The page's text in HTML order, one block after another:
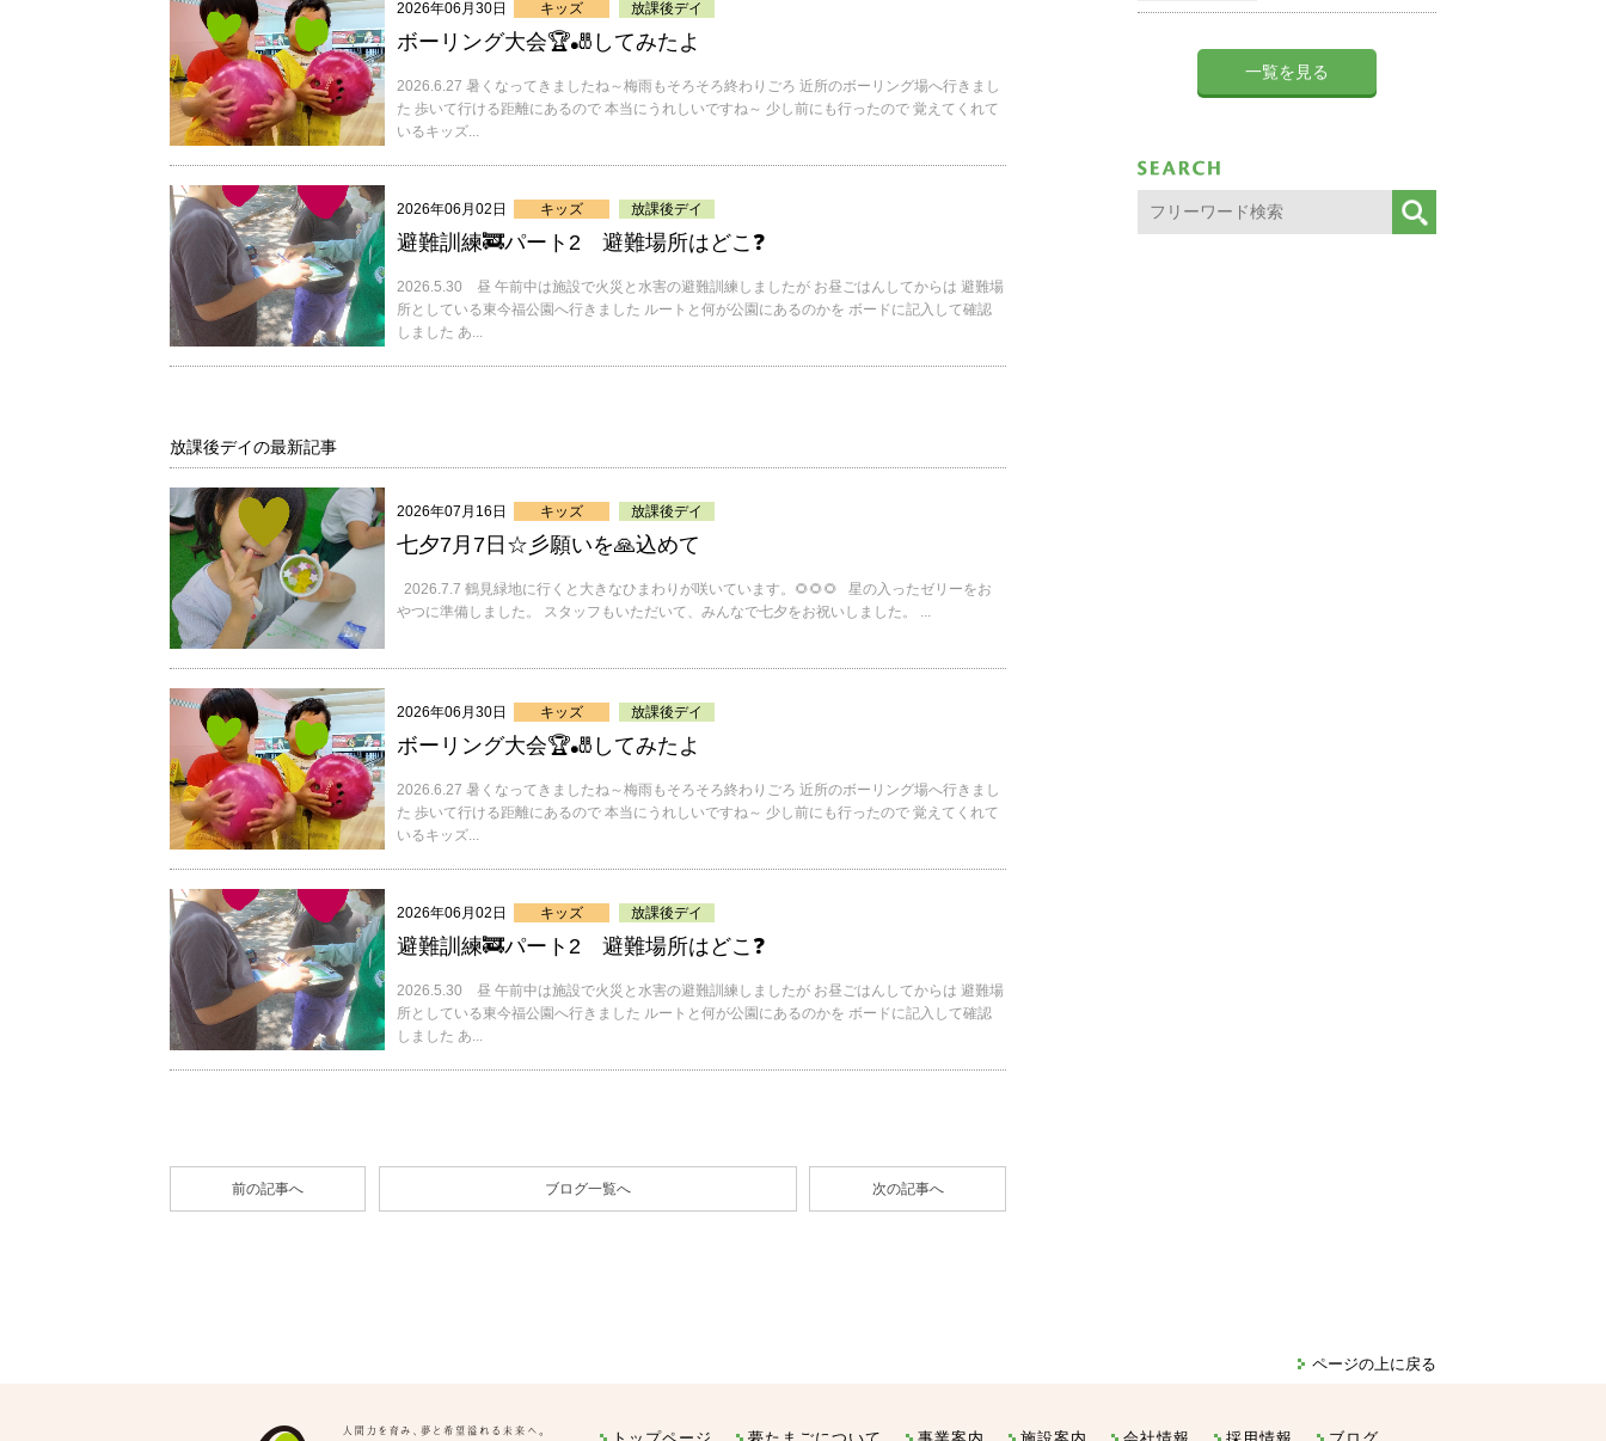
2026年06月30日 キッズ 放課後デイ
ボーリング大会🏆🎳してみたよ
2026.6.27 暑くなってきましたね～梅雨もそろそろ終わりごろ 近所のボーリング場へ行きまし
た 歩いて行ける距離にあるので 本当にうれしいですね～ 少し前にも行ったので 覚えてくれて
いるキッズ...
2026年06月02日 キッズ 放課後デイ
避難訓練🚒パート2 避難場所はどこ❓
2026.5.30 昼 午前中は施設で火災と水害の避難訓練しましたが お昼ごはんしてからは 避難場
所としている東今福公園へ行きました ルートと何が公園にあるのかを ボードに記入して確認
しました あ...
放課後デイの最新記事
2026年07月16日 キッズ 放課後デイ
七夕7月7日☆彡願いを🙏込めて
2026.7.7 鶴見緑地に行くと大きなひまわりが咲いています。🌻🌻🌻 星の入ったゼリーをお
やつに準備しました。 スタッフもいただいて、みんなで七夕をお祝いしました。 ...
2026年06月30日 キッズ 放課後デイ
ボーリング大会🏆🎳してみたよ
2026.6.27 暑くなってきましたね～梅雨もそろそろ終わりごろ 近所のボーリング場へ行きまし
た 歩いて行ける距離にあるので 本当にうれしいですね～ 少し前にも行ったので 覚えてくれて
いるキッズ...
2026年06月02日 キッズ 放課後デイ
避難訓練🚒パート2 避難場所はどこ❓
2026.5.30 昼 午前中は施設で火災と水害の避難訓練しましたが お昼ごはんしてからは 避難場
所としている東今福公園へ行きました ルートと何が公園にあるのかを ボードに記入して確認
しました あ...
前の記事へ ブログ一覧へ 次の記事へ
一覧を見る
ページの上に戻る